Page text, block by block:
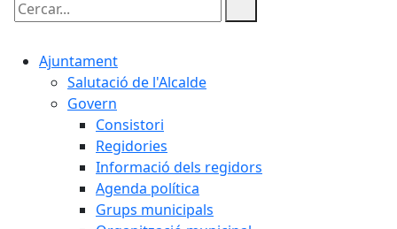
Cercar:
Ajuntament
Salutació de l'Alcalde
Govern
Consistori
Regidories
Informació dels regidors
Agenda política
Grups municipals